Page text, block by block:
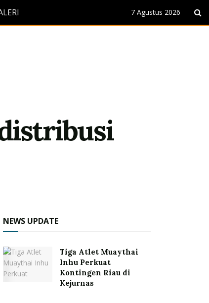
7 Agustus 2026
NEWS UPDATE
Tiga Atlet Muaythai
Inhu Perkuat
Kontingen Riau di
Kejurnas